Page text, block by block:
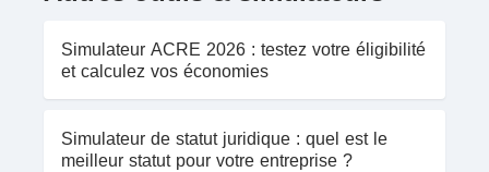
Simulateur ACRE 2026 : testez votre éligibilité
et calculez vos économies
Simulateur de statut juridique : quel est le
meilleur statut pour votre entreprise ?